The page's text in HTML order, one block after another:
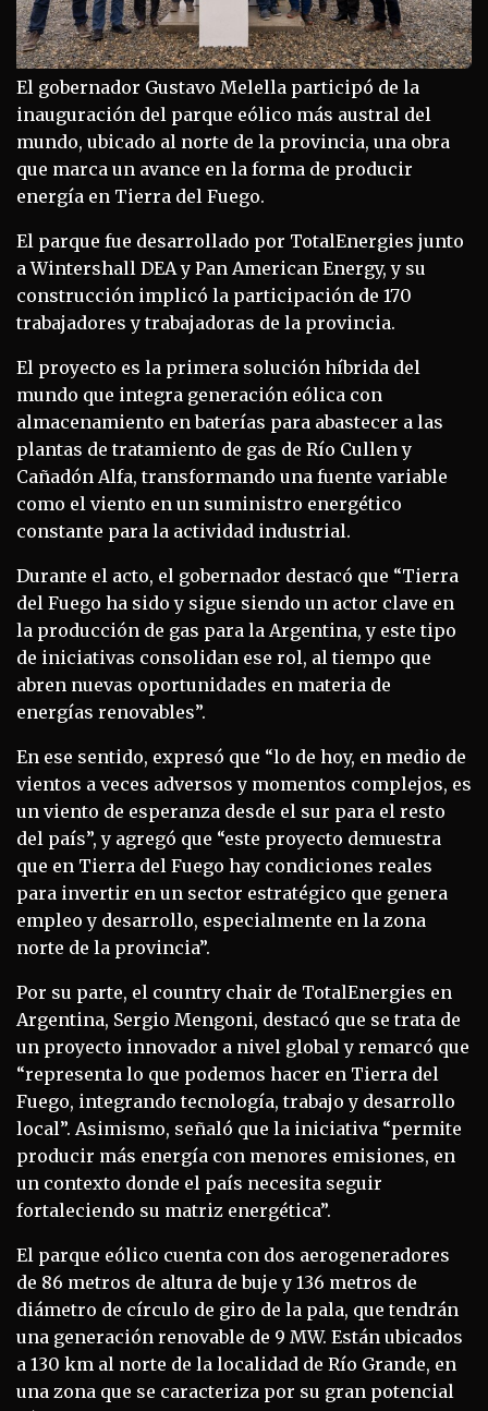
El gobernador Gustavo Melella participó de la
inauguración del parque eólico más austral del
mundo, ubicado al norte de la provincia, una obra
que marca un avance en la forma de producir
energía en Tierra del Fuego.
El parque fue desarrollado por TotalEnergies junto
a Wintershall DEA y Pan American Energy, y su
construcción implicó la participación de 170
trabajadores y trabajadoras de la provincia.
El proyecto es la primera solución híbrida del
mundo que integra generación eólica con
almacenamiento en baterías para abastecer a las
plantas de tratamiento de gas de Río Cullen y
Cañadón Alfa, transformando una fuente variable
como el viento en un suministro energético
constante para la actividad industrial.
Durante el acto, el gobernador destacó que “Tierra
del Fuego ha sido y sigue siendo un actor clave en
la producción de gas para la Argentina, y este tipo
de iniciativas consolidan ese rol, al tiempo que
abren nuevas oportunidades en materia de
energías renovables”.
En ese sentido, expresó que “lo de hoy, en medio de
vientos a veces adversos y momentos complejos, es
un viento de esperanza desde el sur para el resto
del país”, y agregó que “este proyecto demuestra
que en Tierra del Fuego hay condiciones reales
para invertir en un sector estratégico que genera
empleo y desarrollo, especialmente en la zona
norte de la provincia”.
Por su parte, el country chair de TotalEnergies en
Argentina, Sergio Mengoni, destacó que se trata de
un proyecto innovador a nivel global y remarcó que
“representa lo que podemos hacer en Tierra del
Fuego, integrando tecnología, trabajo y desarrollo
local”. Asimismo, señaló que la iniciativa “permite
producir más energía con menores emisiones, en
un contexto donde el país necesita seguir
fortaleciendo su matriz energética”.
El parque eólico cuenta con dos aerogeneradores
de 86 metros de altura de buje y 136 metros de
diámetro de círculo de giro de la pala, que tendrán
una generación renovable de 9 MW. Están ubicados
a 130 km al norte de la localidad de Río Grande, en
una zona que se caracteriza por su gran potencial